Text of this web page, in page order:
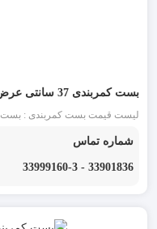
بست کمربندی 37 سانتی عرض 4.8 YY
کمربندی در دو رنگ بست
شماره تماس
33901836 - 33999160-3